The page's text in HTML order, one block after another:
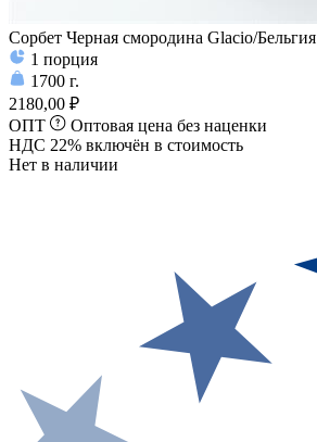
Сорбет Черная смородина Glacio/Бельгия
1 порция
1700 г.
2180,00 ₽
ОПТ
Оптовая цена без наценки
НДС 22% включён в стоимость
Нет в наличии